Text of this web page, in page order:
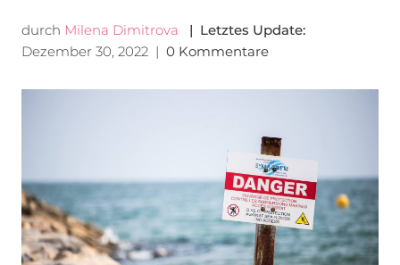
durch Milena Dimitrova
| Letztes Update:
Dezember 30, 2022| 0 Kommentare